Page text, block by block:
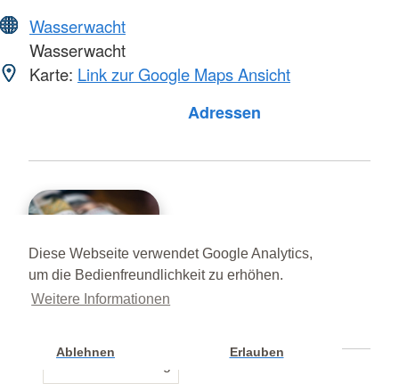
Diese Webseite verwendet Google Analytics,
um die Bedienfreundlichkeit zu erhöhen.
Weitere Informationen
Ablehnen Erlauben
Wasserwacht
Wasserwacht
Karte: Link zur Google Maps Ansicht
Adressen
Foto: A. Zelck / DRKS